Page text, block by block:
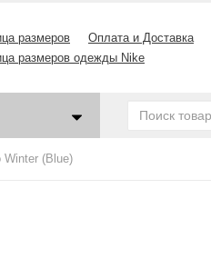
размеров Оплата и Доставка
размеров одежды Nike
Winter (Blue)